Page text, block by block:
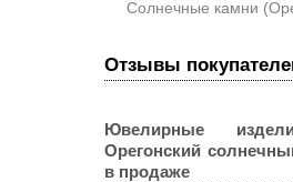
Солнечные камни
Отзывы
Ювелирные
Орегонский
в продаже